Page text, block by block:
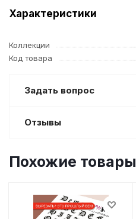
Характеристики
Коллекции
Код товара
Задать вопрос
Отзывы
Похожие товары